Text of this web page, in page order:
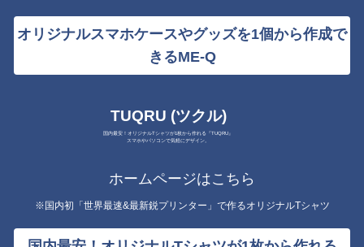
オリジナルスマホケースやグッズを1個から作成で
きるME-Q
TUQRU (ツクル)
国内最安！オリジナルTシャツが1枚から作れる『TUQRU』
スマホやパソコンで気軽にデザイン。
ホームページはこちら
※国内初「世界最速&最新鋭プリンター」で作るオリジナルTシャツ